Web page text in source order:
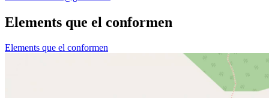
Elements que el conformen
Elements que el conformen